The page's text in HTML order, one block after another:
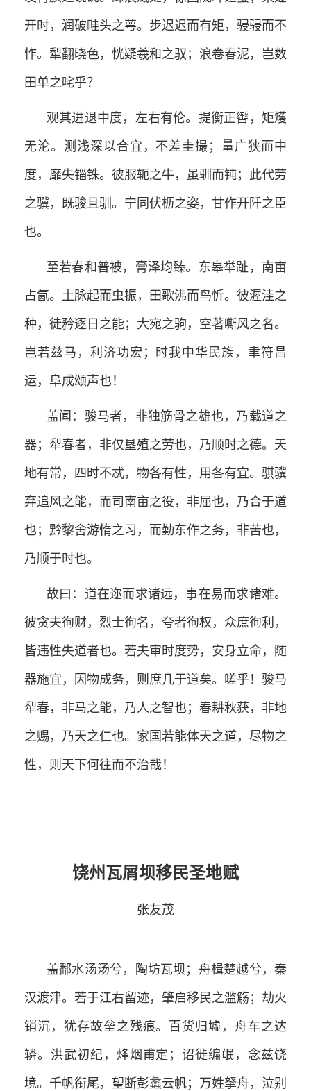
开时，润破畦头之萼。步迟迟而有矩，骎骎而不
怍。犁翻晓色，恍疑羲和之驭；浪卷春泥，岂数
田单之咤乎？
观其进退中度，左右有伦。提衡正辔，矩矱
无沦。测浅深以合宜，不差圭撮；量广狭而中
度，靡失锱铢。彼服轭之牛，虽驯而钝；此代劳
之骥，既骏且驯。宁同伏枥之姿，甘作开阡之臣
也。
至若春和普被，膏泽均臻。东皋举趾，南亩
占氤。土脉起而虫振，田歌沸而鸟忻。彼渥洼之
种，徒矜逐日之能；大宛之驹，空著嘶风之名。
岂若兹马，利济功宏；时我中华民族，聿符昌
运，阜成颂声也！
盖闻：骏马者，非独筋骨之雄也，乃载道之
器；犁春者，非仅垦殖之劳也，乃顺时之德。天
地有常，四时不忒，物各有性，用各有宜。骐骥
弃追风之能，而司南亩之役，非屈也，乃合于道
也；黔黎舍游惰之习，而勤东作之务，非苦也，
乃顺于时也。
故曰：道在迩而求诸远，事在易而求诸难。
彼贪夫徇财，烈士徇名，夸者徇权，众庶徇利，
皆违性失道者也。若夫审时度势，安身立命，随
器施宜，因物成务，则庶几于道矣。嗟乎！骏马
犁春，非马之能，乃人之智也；春耕秋获，非地
之赐，乃天之仁也。家国若能体天之道，尽物之
性，则天下何往而不治哉！
饶州瓦屑坝移民圣地赋
张友茂
盖鄱水汤汤兮，陶坊瓦坝；舟楫楚越兮，秦
汉渡津。若于江右留迹，肇启移民之滥觞；劫火
销沉，犹存故垒之残痕。百货归墟，舟车之达
辚。洪武初纪，烽烟甫定；诏徙编氓，念兹饶
境。千帆衔尾，望断彭蠡云帆；万姓拏舟，泣别